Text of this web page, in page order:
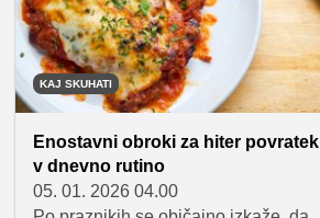
lahkih večerij.
KAJ SKUHATI
Enostavni obroki za hiter povratek
v dnevno rutino
05. 01. 2026 04.00